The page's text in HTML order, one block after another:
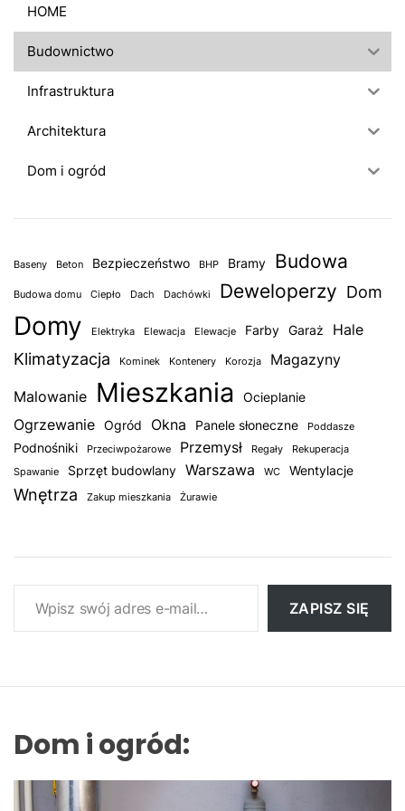
HOME
Budownictwo
Infrastruktura
Architektura
Dom i ogród
Baseny Beton Bezpieczeństwo BHP Bramy Budowa
Budowa domu Ciepło Dach Dachówki Deweloperzy Dom
Domy Elektryka Elewacja Elewacje Farby Garaż Hale
Klimatyzacja Kominek Kontenery Korozja Magazyny
Malowanie Mieszkania Ocieplanie
Ogrzewanie Ogród Okna Panele słoneczne Poddasze
Podnośniki Przeciwpożarowe Przemysł Regały
Rekuperacja
Spawanie
Sprzęt budowlany Warszawa WC Wentylacje
Wnętrza Zakup mieszkania Żurawie
Wpisz swój adres e-mail…
ZAPISZ SIĘ
Dom i ogród: